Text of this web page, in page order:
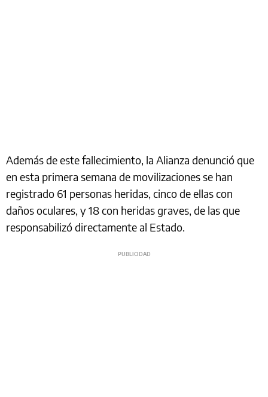
Además de este fallecimiento, la Alianza denunció que
en esta primera semana de movilizaciones se han
registrado 61 personas heridas, cinco de ellas con
daños oculares, y 18 con heridas graves, de las que
responsabilizó directamente al Estado.